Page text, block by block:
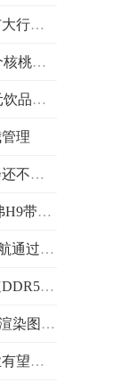
核心技
与温度
费场景
理
？来~
享此刻
性测试
导入市售
屏幕和搭
阶段